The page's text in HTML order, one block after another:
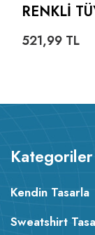
RENKLI
521,99 TL
Kategoriler
Kendin Tasarla
Sweatshirt